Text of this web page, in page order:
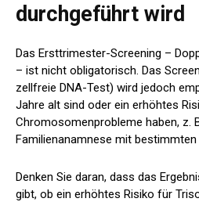
durchgeführt wird
Das Ersttrimester-Screening –
– ist nicht obligatorisch. Das
zellfreie DNA-Test) wird jedoch
Jahre alt sind oder ein erhöhtes
Chromosomenprobleme haben, z.
Familienanamnese mit bestimmten
Denken Sie daran, dass das
gibt, ob ein erhöhtes Risiko für